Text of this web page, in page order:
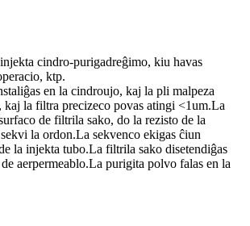
cindro-purigadreĝimo, kiu havas
ktp.
en la cindroujo, kaj la pli malpeza
la filtra precizeco povas atingi <1um.La
de filtrila sako, do la rezisto de la
la ordon.La sekvenco ekigas ĉiun
la injekta tubo.La filtrila sako disetendiĝas
aerpermeablo.La purigita polvo falas en la